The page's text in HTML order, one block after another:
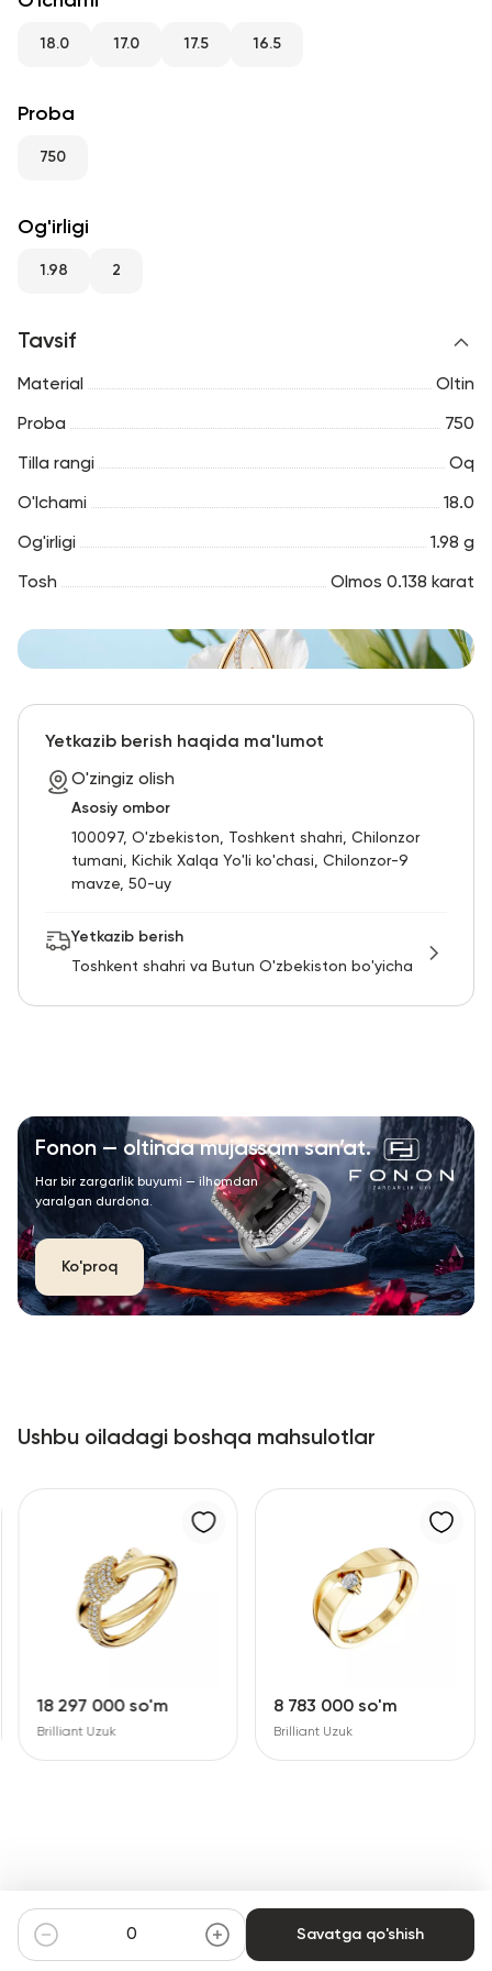
18.0 17.0 17.5 16.5
Proba
750
Og'irligi
1.98 2
Tavsif
Material Oltin
Proba 750
Tilla rangi Oq
O'lchami 18.0
Og'irligi 1.98 g
Tosh Olmos 0.138 karat
Yetkazib berish haqida ma'lumot
O'zingiz olish
Asosiy ombor
100097, O'zbekiston, Toshkent shahri, Chilonzor
tumani, Kichik Xalqa Yo'li ko'chasi, Chilonzor-9
mavze, 50-uy
Yetkazib berish
Toshkent shahri va Butun O'zbekiston bo'yicha
Savatga qo'shish
Fonon — oltinda mujassam san’at.
Har bir zargarlik buyumi — ilhomdan
yaralgan durdona.
Ko'proq
Ushbu oiladagi boshqa mahsulotlar
18 297 000 so'm
Brilliant Uzuk
8 783 000 so'm
Brilliant Uzuk